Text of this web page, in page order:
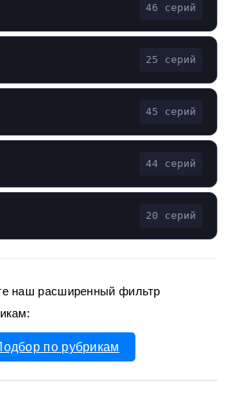
46 серий
25 серий
45 серий
44 серий
20 серий
наш расширенный фильтр
по рубрикам